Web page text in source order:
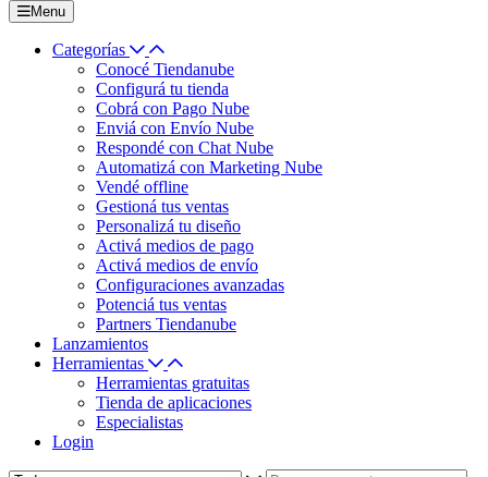
Menu
Categorías
Conocé Tiendanube
Configurá tu tienda
Cobrá con Pago Nube
Enviá con Envío Nube
Respondé con Chat Nube
Automatizá con Marketing Nube
Vendé offline
Gestioná tus ventas
Personalizá tu diseño
Activá medios de pago
Activá medios de envío
Configuraciones avanzadas
Potenciá tus ventas
Partners Tiendanube
Lanzamientos
Herramientas
Herramientas gratuitas
Tienda de aplicaciones
Especialistas
Login